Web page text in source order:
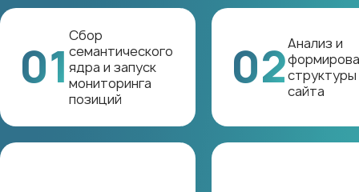
01
Сбор
семантического
ядра и запуск
мониторинга
позиций
02Анализ и
структуры
сайта